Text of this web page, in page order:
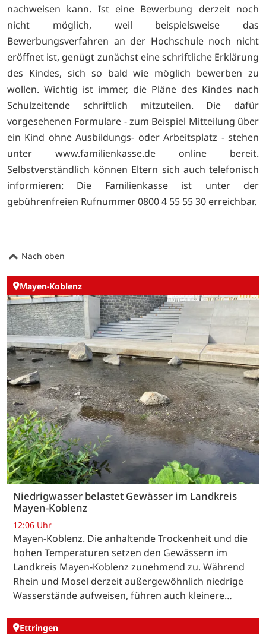
nachweisen kann. Ist eine Bewerbung derzeit noch
nicht möglich, weil beispielsweise das
Bewerbungsverfahren an der Hochschule noch nicht
eröffnet ist, genügt zunächst eine schriftliche Erklärung
des Kindes, sich so bald wie möglich bewerben zu
wollen. Wichtig ist immer, die Pläne des Kindes nach
Schulzeitende schriftlich mitzuteilen. Die dafür
vorgesehenen Formulare - zum Beispiel Mitteilung über
ein Kind ohne Ausbildungs- oder Arbeitsplatz - stehen
unter www.familienkasse.de online bereit.
Selbstverständlich können Eltern sich auch telefonisch
informieren: Die Familienkasse ist unter der
gebührenfreien Rufnummer 0800 4 55 55 30 erreichbar.
Nach oben
Mayen-Koblenz
Niedrigwasser belastet Gewässer im Landkreis
Mayen-Koblenz
12:06 Uhr
Mayen-Koblenz. Die anhaltende Trockenheit und die
hohen Temperaturen setzen den Gewässern im
Landkreis Mayen-Koblenz zunehmend zu. Während
Rhein und Mosel derzeit außergewöhnlich niedrige
Wasserstände aufweisen, führen auch kleinere…
Ettringen